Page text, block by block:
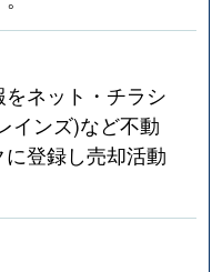
ネット・チラシ
インズ)など不動
登録し売却活動